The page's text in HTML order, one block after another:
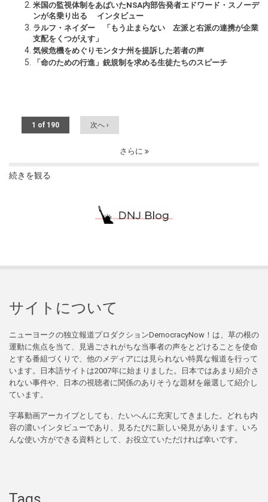
米国の監視体制をあばいたNSA内部告発者エドワード・スノーデ
ンが名乗り出る インタビュー
ラルフ・ネイダー 「もう止まらない 左派と右派の連携が企業
支配をくつがえす」
気候危機をめぐりモンタナ州を提訴した若者の声
「命のための行進」銃規制を求める生徒たちのスピーチ
1 of 190 次へ ›
さらに
続きを観る
サイトについて
ニューヨークの独立報道プロダクションDemocracyNow！は、草の根の
運動に焦点を当て、見過ごされがちな当事者の声をとどけることを使命
とする番組づくりで、他のメディアには見られない特異な報道を行って
います。日本語サイトは2007年に始まりました。日本ではあまり紹介さ
れない事件や、日本の視聴者に関係のありそうな題材を厳選して紹介し
ています。
字幕動画アーカイブとしても、たいへんに充実してきました。どれも内
容の濃いインタビューであり、見るたびに新しい発見があります。いろ
んな使い方ができる資料として、お役立ていただければ幸いです。